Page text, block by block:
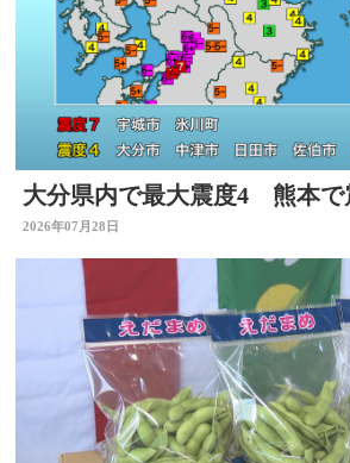
大分県内で最大震度4 熊本で
2026年07月28日